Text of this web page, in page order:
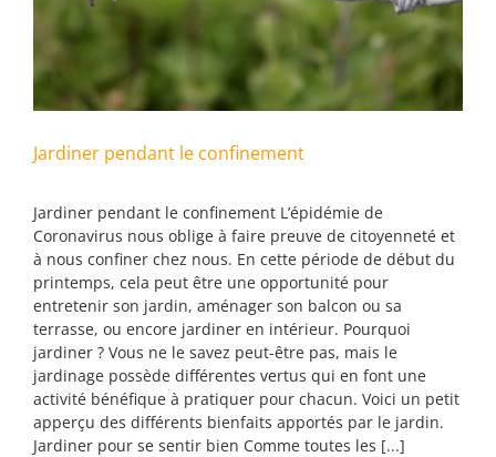
Jardiner pendant le confinement
Jardiner pendant le confinement L’épidémie de
Coronavirus nous oblige à faire preuve de citoyenneté et
à nous confiner chez nous. En cette période de début du
printemps, cela peut être une opportunité pour
entretenir son jardin, aménager son balcon ou sa
terrasse, ou encore jardiner en intérieur. Pourquoi
jardiner ? Vous ne le savez peut-être pas, mais le
jardinage possède différentes vertus qui en font une
activité bénéfique à pratiquer pour chacun. Voici un petit
apperçu des différents bienfaits apportés par le jardin.
Jardiner pour se sentir bien Comme toutes les [...]